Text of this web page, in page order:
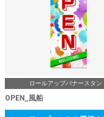
ロールアップバナースタン
OPEN_風船